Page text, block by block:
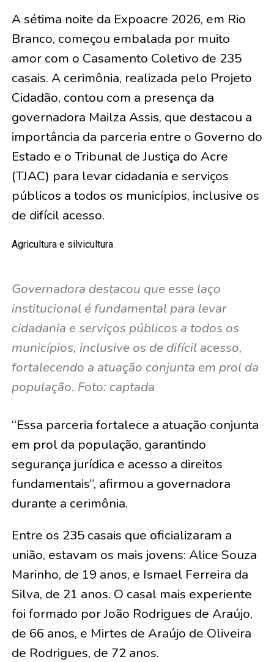
A sétima noite da Expoacre 2026, em Rio
Branco, começou embalada por muito
amor com o Casamento Coletivo de 235
casais. A cerimônia, realizada pelo Projeto
Cidadão, contou com a presença da
governadora Mailza Assis, que destacou a
importância da parceria entre o Governo do
Estado e o Tribunal de Justiça do Acre
(TJAC) para levar cidadania e serviços
públicos a todos os municípios, inclusive os
de difícil acesso.
Agricultura e silvicultura
Governadora destacou que esse laço
institucional é fundamental para levar
cidadania e serviços públicos a todos os
municípios, inclusive os de difícil acesso,
fortalecendo a atuação conjunta em prol da
população. Foto: captada
“Essa parceria fortalece a atuação conjunta
em prol da população, garantindo
segurança jurídica e acesso a direitos
fundamentais”, afirmou a governadora
durante a cerimônia.
Entre os 235 casais que oficializaram a
união, estavam os mais jovens: Alice Souza
Marinho, de 19 anos, e Ismael Ferreira da
Silva, de 21 anos. O casal mais experiente
foi formado porJoão Rodrigues de Araújo,
de 66 anos, e Mirtes de Araújo de Oliveira
de Rodrigues, de 72 anos.